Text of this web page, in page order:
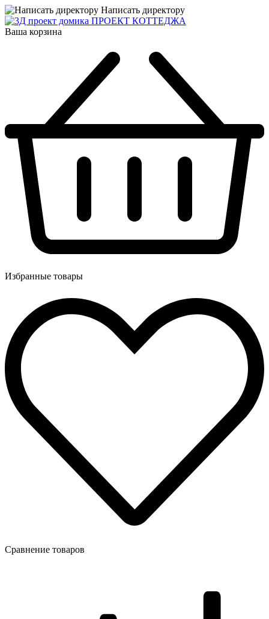
Написать директору
ПРОЕКТ КОТТЕДЖА
Ваша корзина
Избранные товары
Сравнение товаров